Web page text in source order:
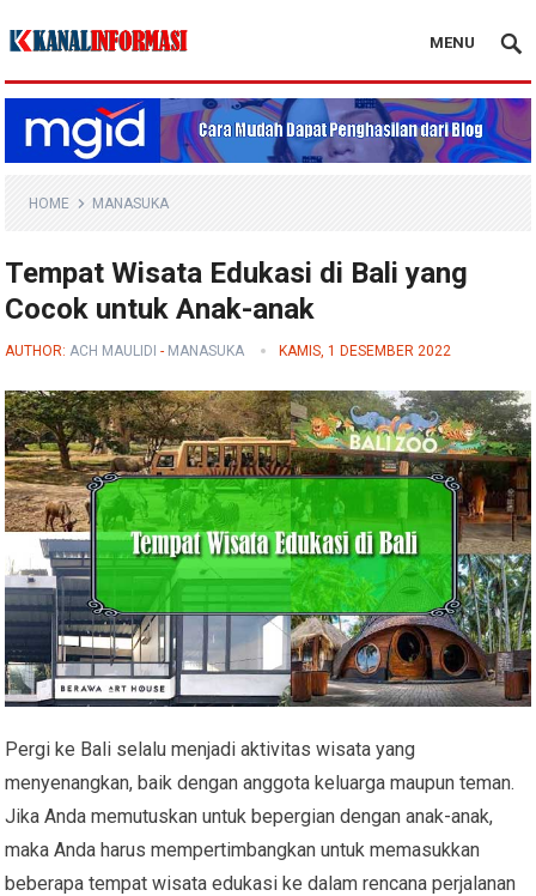
Blog Kanal Info
MENU
HOME MANASUKA
Tempat Wisata Edukasi di Bali yang
Cocok untuk Anak-anak
AUTHOR:ACH MAULIDI - MANASUKA KAMIS, 1 DESEMBER 2022
Pergi ke Bali selalu menjadi aktivitas wisata yang
menyenangkan, baik dengan anggota keluarga maupun teman.
Jika Anda memutuskan untuk bepergian dengan anak-anak,
maka Anda harus mempertimbangkan untuk memasukkan
beberapa tempat wisata edukasi ke dalam rencana perjalanan